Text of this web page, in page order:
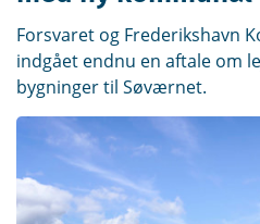
Forsvaret og Frederikshavn
indgået endnu en aftale om
bygninger til Søværnet.